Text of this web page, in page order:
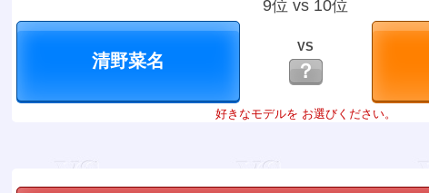
9位 vs 10位
VS
？
好きなモデルを お選びください。